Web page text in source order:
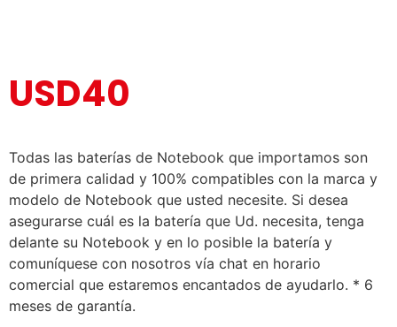
USD40
Todas las baterías de Notebook que importamos son
de primera calidad y 100% compatibles con la marca y
modelo de Notebook que usted necesite. Si desea
asegurarse cuál es la batería que Ud. necesita, tenga
delante su Notebook y en lo posible la batería y
comuníquese con nosotros vía chat en horario
comercial que estaremos encantados de ayudarlo. * 6
meses de garantía.